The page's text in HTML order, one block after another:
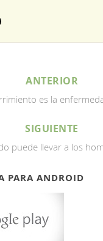
ANTERIOR
es la
SIGUIENTE
puede llevar a los
PARA ANDROID